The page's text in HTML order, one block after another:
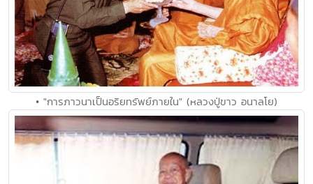
• "การภาวนาเป็นอริยทรัพย์ภายใน" (หลวงปู่ขาว อนาลโย)